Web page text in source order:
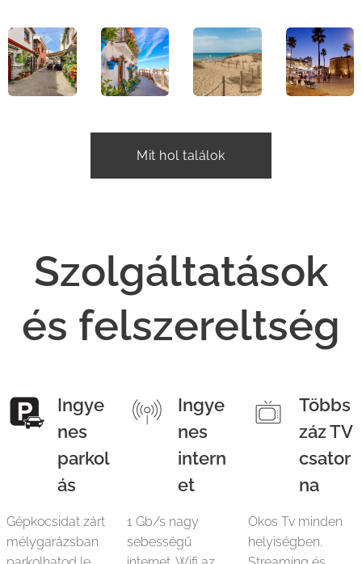
Mit hol találok
Szolgáltatások
és felszereltség
Ingye
nes
parkol
ás
Gépkocsidat zárt
mélygarázsban
Ingye
nes
intern
et
1 Gb/s nagy
sebességű
Többs
záz TV
csator
na
Okos Tv minden
helyiségben.